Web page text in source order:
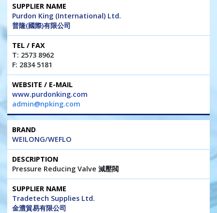
Purdon King (International) Ltd.
普隆(國際)有限公司
T: 2573 8962
F: 2834 5181
www.purdonking.com
admin@npking.com
WEILONG/WEFLO
Pressure Reducing Valve 減壓閥
Tradetech Supplies Ltd.
金澧貿易有限公司